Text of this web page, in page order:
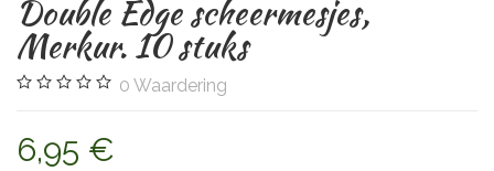
Double Edge scheermesjes,
Merkur. 10 stuks
0 Waardering
6,95 €